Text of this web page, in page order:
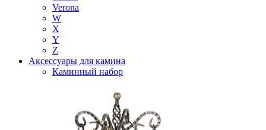
Verona
W
X
Y
Z
Аксессуары для камина
Каминный набор